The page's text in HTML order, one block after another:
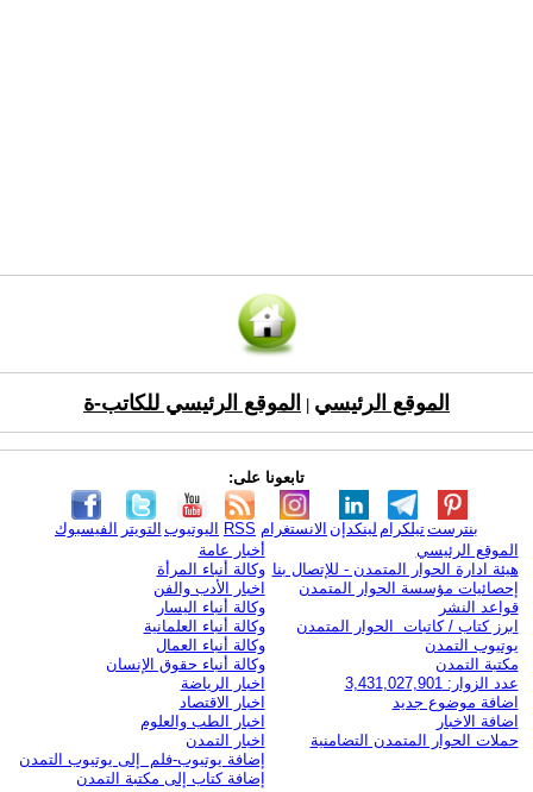
الموقع الرئيسي الموقع الرئيسي للكاتب-ة
تابعونا على:
الفيسبوك التويتر اليوتيوب RSS الانستغرام لينكدإن تيلكرامبنترست
الموقع الرئيسي
هيئة ادارة الحوار المتمدن - للإتصال بنا
إحصائيات مؤسسة الحوار المتمدن
قواعد النشر
ابرز كتاب / كاتبات الحوار المتمدن
يوتيوب التمدن
مكتبة التمدن
عدد الزوار: 3,431,027,901
اضافة موضوع جديد
اضافة الاخبار
حملات الحوار المتمدن التضامنية
أخبار عامة
وكالة أنباء المرأة
اخبار الأدب والفن
وكالة أنباء اليسار
وكالة أنباء العلمانية
وكالة أنباء العمال
وكالة أنباء حقوق الإنسان
اخبار الرياضة
اخبار الاقتصاد
اخبار الطب والعلوم
اخبار التمدن
إضافة يوتيوب-فلم إلى يوتيوب التمدن
إضافة كتاب إلى مكتبة التمدن